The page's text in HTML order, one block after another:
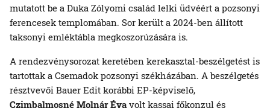
mutatott be a Duka Zólyomi család lelki üdvéért a pozsonyi
ferencesek templomában. Sor került a 2024-ben állított
taksonyi emléktábla megkoszorúzására is.
A rendezvénysorozat keretében kerekasztal-beszélgetést is
tartottak a Csemadok pozsonyi székházában. A beszélgetés
résztvevői Bauer Edit korábbi EP-képviselő,
Czimbalmosné Molnár Éva volt kassai főkonzul és